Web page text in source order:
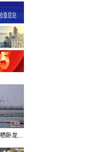
辽宁沈阳：万羽归栖卧龙湖看群鸟齐飞